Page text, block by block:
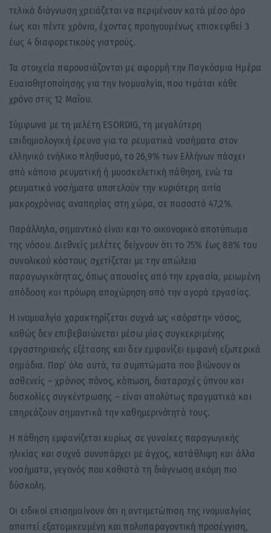
τελικά διάγνωση χρειάζεται να περιμένουν κατά μέσο όρο
έως και πέντε χρόνια, έχοντας προηγουμένως επισκεφθεί 3
έως 4 διαφορετικούς γιατρούς.
Τα στοιχεία παρουσιάζονται με αφορμή την Παγκόσμια Ημέρα
Ευαισθητοποίησης για την Ινομυαλγία, που τιμάται κάθε
χρόνο στις 12 Μαΐου.
Σύμφωνα με τη μελέτη ESORDIG, τη μεγαλύτερη
επιδημιολογική έρευνα για τα ρευματικά νοσήματα στον
ελληνικό ενήλικο πληθυσμό, το 26,9% των Ελλήνων πάσχει
από κάποια ρευματική ή μυοσκελετική πάθηση, ενώ τα
ρευματικά νοσήματα αποτελούν την κυριότερη αιτία
μακροχρόνιας αναπηρίας στη χώρα, σε ποσοστό 47,2%.
Παράλληλα, σημαντικό είναι και το οικονομικό αποτύπωμα
της νόσου. Διεθνείς μελέτες δείχνουν ότι το 75% έως 88% του
συνολικού κόστους σχετίζεται με την απώλεια
παραγωγικότητας, όπως απουσίες από την εργασία, μειωμένη
απόδοση και πρόωρη αποχώρηση από την αγορά εργασίας.
Η ινομυαλγία χαρακτηρίζεται συχνά ως «αόρατη» νόσος,
καθώς δεν επιβεβαιώνεται μέσω μίας συγκεκριμένης
εργαστηριακής εξέτασης και δεν εμφανίζει εμφανή εξωτερικά
σημάδια. Παρ’ όλα αυτά, τα συμπτώματα που βιώνουν οι
ασθενείς – χρόνιος πόνος, κόπωση, διαταραχές ύπνου και
δυσκολίες συγκέντρωσης – είναι απολύτως πραγματικά και
επηρεάζουν σημαντικά την καθημερινότητά τους.
Η πάθηση εμφανίζεται κυρίως σε γυναίκες παραγωγικής
ηλικίας και συχνά συνυπάρχει με άγχος, κατάθλιψη και άλλα
νοσήματα, γεγονός που καθιστά τη διάγνωση ακόμη πιο
δύσκολη.
Οι ειδικοί επισημαίνουν ότι η αντιμετώπιση της ινομυαλγίας
απαιτεί εξατομικευμένη και πολυπαραγοντική προσέγγιση,